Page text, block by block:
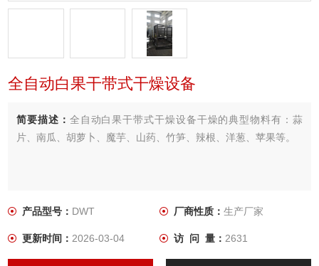
全自动白果干带式干燥设备
简要描述： 全自动白果干带式干燥设备干燥的典型物料有：蒜
片、南瓜、胡萝卜、魔芋、山药、竹笋、辣根、洋葱、苹果等。
产品型号： DWT 厂商性质： 生产厂家
更新时间：2026-03-04 访 问 量： 2631